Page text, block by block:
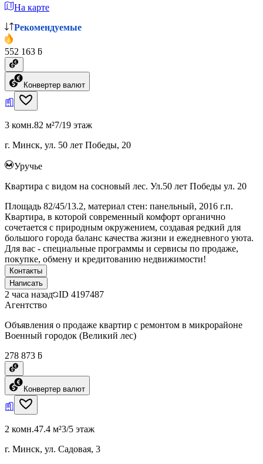
На карте
Рекомендуемые
552 163 ƃ
Конвертер валют
3 комн.82 м²7/19 этаж
г. Минск, ул. 50 лет Победы, 20
Уручье
Квартира с видом на сосновый лес. Ул.50 лет Победы ул. 20
Площадь 82/45/13.2, материал стен: панельный, 2016 г.п.
Квартира, в которой современный комфорт органично
сочетается с природным окружением, создавая редкий для
большого города баланс качества жизни и ежедневного уюта.
Для вас - специальные программы и сервисы по продаже,
покупке, обмену и кредитованию недвижимости!
Контакты
Написать
2 часа назад ID 4197487
Агентство
Объявления о продаже квартир с ремонтом в микрорайоне
Военный городок (Великий лес)
278 873 ƃ
Конвертер валют
2 комн.47.4 м²3/5 этаж
г. Минск, ул. Садовая, 3